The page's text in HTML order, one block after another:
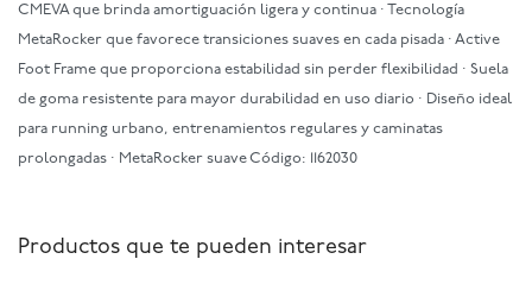
CMEVA que brinda amortiguación ligera y continua · Tecnología
MetaRocker que favorece transiciones suaves en cada pisada · Active
Foot Frame que proporciona estabilidad sin perder flexibilidad · Suela
de goma resistente para mayor durabilidad en uso diario · Diseño ideal
para running urbano, entrenamientos regulares y caminatas
prolongadas · MetaRocker suave Código: 1162030
Productos que te pueden interesar